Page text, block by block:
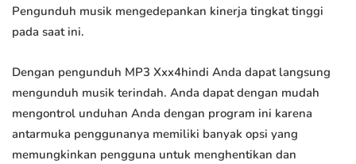
Pengunduh musik mengedepankan kinerja tingkat tinggi
pada saat ini.
Dengan pengunduh MP3 Xxx4hindi Anda dapat langsung
mengunduh musik terindah. Anda dapat dengan mudah
mengontrol unduhan Anda dengan program ini karena
antarmuka penggunanya memiliki banyak opsi yang
memungkinkan pengguna untuk menghentikan dan